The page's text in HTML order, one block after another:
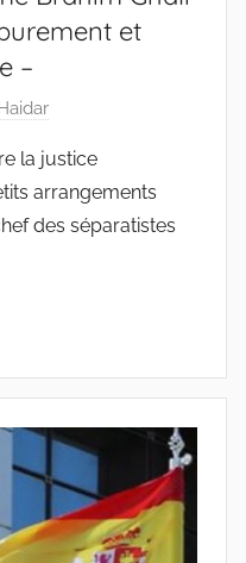
et
–
la justice
arrangements
des séparatistes